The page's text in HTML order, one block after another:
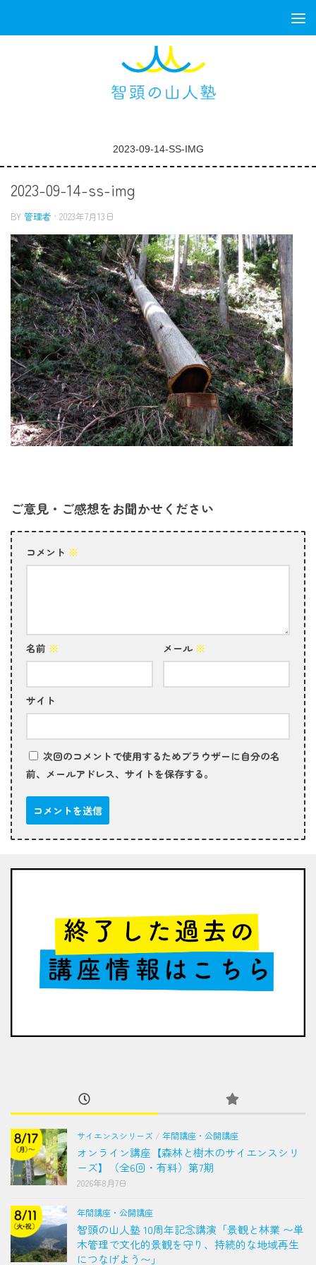
2023-09-14-SS-IMG
2023-09-14-ss-img
BY 管理者 · 2023年7月13日
ご意見・ご感想をお聞かせください
コメント ※
名前 ※ メール ※
サイト
次回のコメントで使用するためブラウザーに自分の名
前、メールアドレス、サイトを保存する。
サイエンスシリーズ / 年間講座・公開講座
オンライン講座【森林と樹木のサイエンスシリ
ーズ】（全6回・有料）第7期
2026年8月7日
年間講座・公開講座
智頭の山人塾 10周年記念講演「景観と林業 〜単
木管理で文化的景観を守り、持続的な地域再生
につなげよう〜」